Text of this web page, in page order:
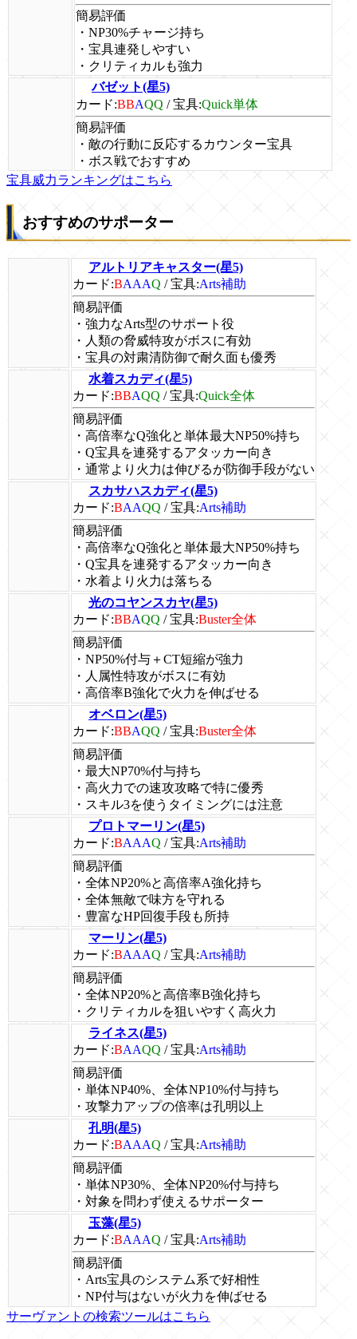
簡易評価
・NP30%チャージ持ち
・宝具連発しやすい
・クリティカルも強力
バゼット(星5)
カード:BBAQQ /宝具:Quick単体
簡易評価
・敵の行動に反応するカウンター宝具
・ボス戦でおすすめ
宝具威力ランキングはこちら
おすすめのサポーター
アルトリアキャスター(星5)
カード:BAAAQ /宝具:Arts補助
簡易評価
・強力なArts型のサポート役
・人類の脅威特攻がボスに有効
・宝具の対粛清防御で耐久面も優秀
水着スカディ(星5)
カード:BBAQQ /宝具:Quick全体
簡易評価
・高倍率なQ強化と単体最大NP50%持ち
・Q宝具を連発するアタッカー向き
・通常より火力は伸びるが防御手段がない
スカサハスカディ(星5)
カード:BAAQQ /宝具:Arts補助
簡易評価
・高倍率なQ強化と単体最大NP50%持ち
・Q宝具を連発するアタッカー向き
・水着より火力は落ちる
光のコヤンスカヤ(星5)
カード:BBAQQ /宝具:Buster全体
簡易評価
・NP50%付与＋CT短縮が強力
・人属性特攻がボスに有効
・高倍率B強化で火力を伸ばせる
オベロン(星5)
カード:BBAQQ /宝具:Buster全体
簡易評価
・最大NP70%付与持ち
・高火力での速攻攻略で特に優秀
・スキル3を使うタイミングには注意
プロトマーリン(星5)
カード:BAAAQ /宝具:Arts補助
簡易評価
・全体NP20%と高倍率A強化持ち
・全体無敵で味方を守れる
・豊富なHP回復手段も所持
マーリン(星5)
カード:BAAAQ /宝具:Arts補助
簡易評価
・全体NP20%と高倍率B強化持ち
・クリティカルを狙いやすく高火力
ライネス(星5)
カード:BAAQQ /宝具:Arts補助
簡易評価
・単体NP40%、全体NP10%付与持ち
・攻撃力アップの倍率は孔明以上
孔明(星5)
カード:BAAAQ /宝具:Arts補助
簡易評価
・単体NP30%、全体NP20%付与持ち
・対象を問わず使えるサポーター
玉藻(星5)
カード:BAAAQ /宝具:Arts補助
簡易評価
・Arts宝具のシステム系で好相性
・NP付与はないが火力を伸ばせる
サーヴァントの検索ツールはこちら